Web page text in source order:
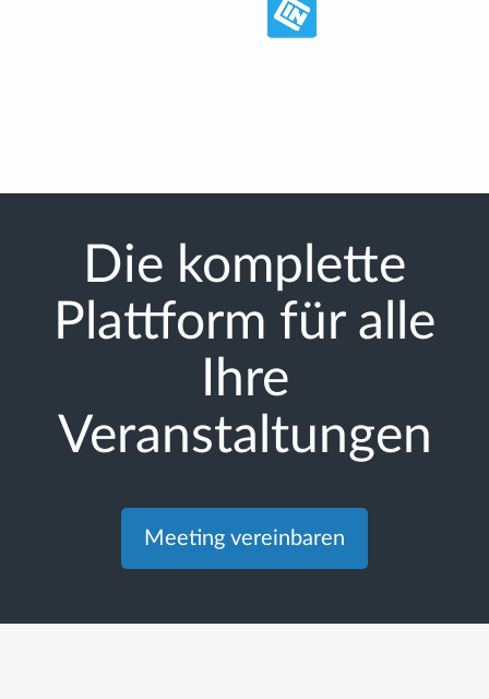
Die komplette
Plattform für alle
Ihre
Veranstaltungen
Meeting vereinbaren